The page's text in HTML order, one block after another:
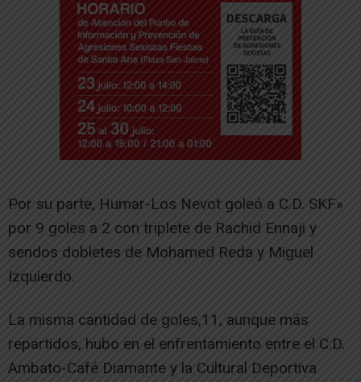
Por su parte, Humar-Los Nevot goleó a C.D. SKF»
por 9 goles a 2 con triplete de Rachid Ennaji y
sendos dobletes de Mohamed Reda y Miguel
Izquierdo.
La misma cantidad de goles,11, aunque más
repartidos, hubo en el enfrentamiento entre el C.D.
Ambato-Café Diamante y la Cultural Deportiva